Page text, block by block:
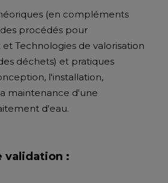
(en compléments
procédés pour
Technologies de valorisation
déchets) et pratiques
l'installation,
maintenance d'une
d'eau.
validation :